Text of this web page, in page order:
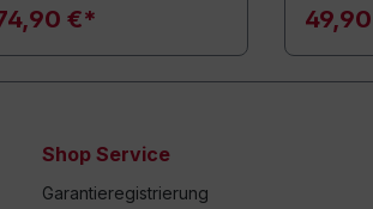
€*
Shop Service
Garantieregistrierung